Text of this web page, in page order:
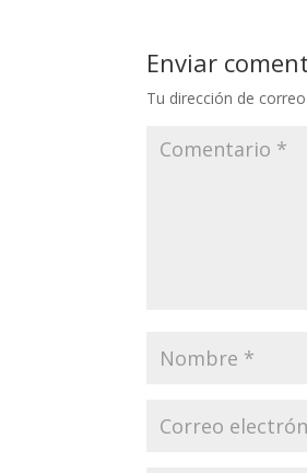
Enviar
Tu dirección de